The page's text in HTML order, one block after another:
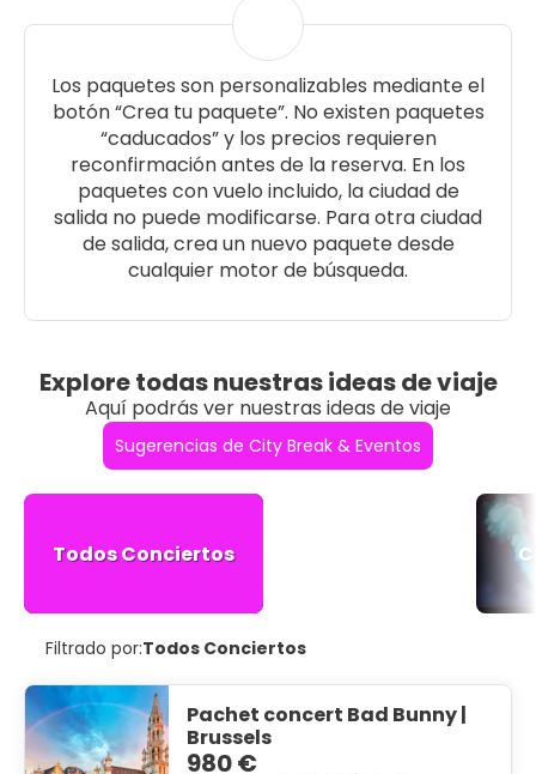
Los paquetes son personalizables mediante el
botón “Crea tu paquete”. No existen paquetes
“caducados” y los precios requieren
reconfirmación antes de la reserva. En los
paquetes con vuelo incluido, la ciudad de
salida no puede modificarse. Para otra ciudad
de salida, crea un nuevo paquete desde
cualquier motor de búsqueda.
Explore todas nuestras ideas de viaje
Aquí podrás ver nuestras ideas de viaje
Sugerencias de City Break & Eventos
Todos Conciertos
Filtrado por:Todos Conciertos
Pachet concert Bad Bunny |
Brussels
980 €